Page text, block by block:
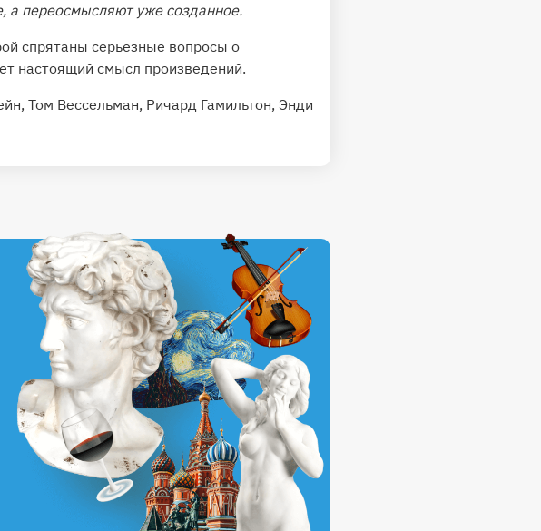
а переосмысляют уже созданное.
спрятаны серьезные вопросы о
настоящий смысл произведений.
Том Вессельман, Ричард Гамильтон, Энди